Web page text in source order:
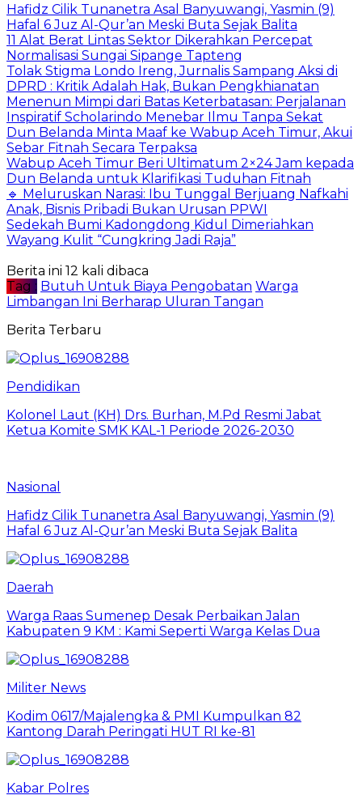
Hafidz Cilik Tunanetra Asal Banyuwangi, Yasmin (9)
Hafal 6 Juz Al-Qur’an Meski Buta Sejak Balita
11 Alat Berat Lintas Sektor Dikerahkan Percepat
Normalisasi Sungai Sipange Tapteng
Tolak Stigma Londo Ireng, Jurnalis Sampang Aksi di
DPRD : Kritik Adalah Hak, Bukan Pengkhianatan
Menenun Mimpi dari Batas Keterbatasan: Perjalanan
Inspiratif Scholarindo Menebar Ilmu Tanpa Sekat
Dun Belanda Minta Maaf ke Wabup Aceh Timur, Akui
Sebar Fitnah Secara Terpaksa
Wabup Aceh Timur Beri Ultimatum 2×24 Jam kepada
Dun Belanda untuk Klarifikasi Tuduhan Fitnah
🔹 Meluruskan Narasi: Ibu Tunggal Berjuang Nafkahi
Anak, Bisnis Pribadi Bukan Urusan PPWI
Sedekah Bumi Kadongdong Kidul Dimeriahkan
Wayang Kulit “Cungkring Jadi Raja”
Berita ini 12 kali dibaca
Tag : Butuh Untuk Biaya Pengobatan Warga
Limbangan Ini Berharap Uluran Tangan
Berita Terbaru
Pendidikan
Kolonel Laut (KH) Drs. Burhan, M.Pd Resmi Jabat
Ketua Komite SMK KAL-1 Periode 2026-2030
Nasional
Hafidz Cilik Tunanetra Asal Banyuwangi, Yasmin (9)
Hafal 6 Juz Al-Qur’an Meski Buta Sejak Balita
Daerah
Warga Raas Sumenep Desak Perbaikan Jalan
Kabupaten 9 KM : Kami Seperti Warga Kelas Dua
Militer News
Kodim 0617/Majalengka & PMI Kumpulkan 82
Kantong Darah Peringati HUT RI ke-81
Kabar Polres